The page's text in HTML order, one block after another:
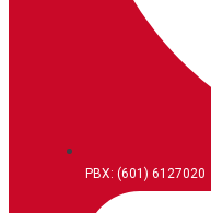
PBX: (601) 6127020